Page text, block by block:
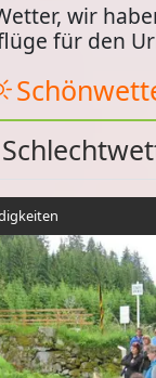
wir
für den